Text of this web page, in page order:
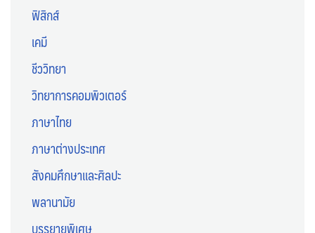
ฟิสิกส์
เคมี
ชีววิทยา
วิทยาการคอมพิวเตอร์
ภาษาไทย
ภาษาต่างประเทศ
สังคมศึกษาและศิลปะ
พลานามัย
บรรยายพิเศษ